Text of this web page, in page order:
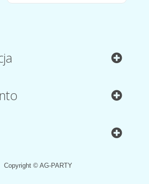
Copyright © AG-PARTY